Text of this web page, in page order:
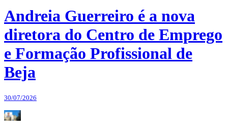
Andreia Guerreiro é a nova
diretora do Centro de Emprego
e Formação Profissional de
Beja
30/07/2026